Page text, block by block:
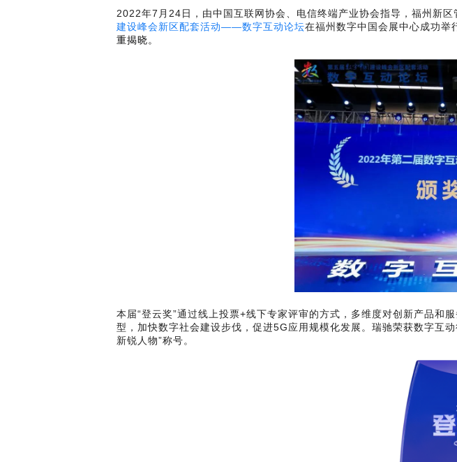
vCloud 超融合云平台 AcCluster国产
瑞驰飞腾高性能服务器 鲲鹏双路高
2022年7月24日，由中国互联网协会、电信终端产业协会指导，福州新
建设峰会新区配套活动——数字互动论坛在福州数字中国会展中心成功举
重揭晓。
本届“登云奖”通过线上投票+线下专家评审的方式，多维度对创新产品和
型，加快数字社会建设步伐，促进5G应用规模化发展。 瑞驰荣获数字互
新锐人物”称号。